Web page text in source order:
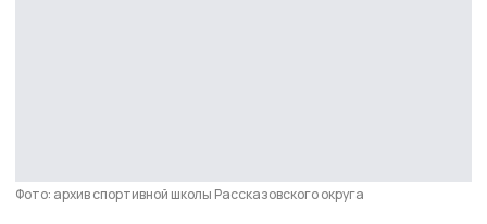
Фото: архив спортивной школы Рассказовского округа